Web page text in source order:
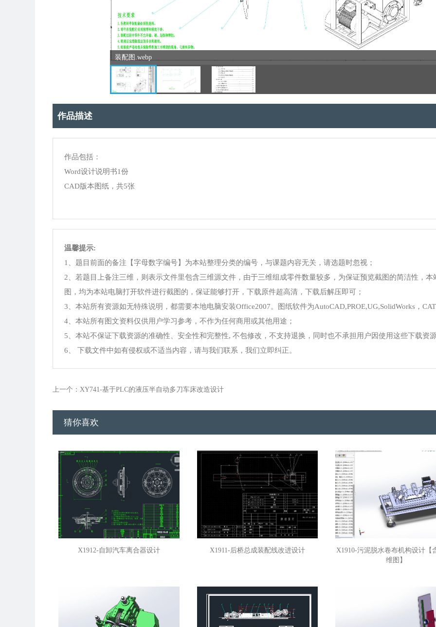
装配图.webp
作品描述
作品包括：
Word设计说明书1份
CAD版本图纸，共5张
温馨提示:
1、题目前面的备注【字母数字编号】为本站整理分类的编号，与课题内容无关，请选题时忽视；
2、若题目上备注三维，则表示文件里包含三维源文件，由于三维组成零件数量较多，为保证预览截图的简洁性，
图，均为本站电脑打开软件进行截图的，保证能够打开，下载原件超高清，下载后解压即可；
3、本站所有资源如无特殊说明，都需要本地电脑安装Office2007。图纸软件为AutoCAD,PROE,UG,SolidWorks，
4、本站所有图文资料仅供用户学习参考，不作为任何商用或其他用途；
5、本站不保证下载资源的准确性、安全性和完整性, 不包修改，不支持退换，同时也不承担用户因使用这些下载资
6、 下载文件中如有侵权或不适当内容，请与我们联系，我们立即纠正。
上一个：XY741-基于PLC的液压半自动多刀车床改造设计
猜你喜欢
X1912-自卸汽车离合器设计 X1911-后桥总成装配线改进设计
X1910-污泥脱水卷布机构设计【
维图】